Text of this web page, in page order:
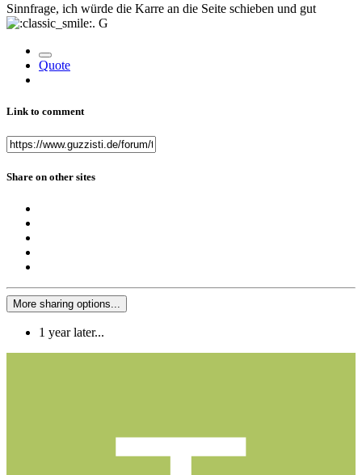
Sinnfrage, ich würde die Karre an die Seite schieben und gut
. G
Quote
Link to comment
Share on other sites
More sharing options...
1 year later...